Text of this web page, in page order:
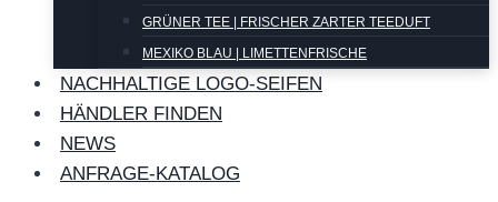
GRÜNER TEE | FRISCHER ZARTER TEEDUFT
MEXIKO BLAU | LIMETTENFRISCHE
NACHHALTIGE LOGO-SEIFEN
HÄNDLER FINDEN
NEWS
ANFRAGE-KATALOG